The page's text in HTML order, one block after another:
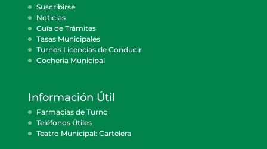
Suscribirse
Noticias
Guía de Trámites
Tasas Municipales
Turnos Licencias de Conducir
Cocheria Municipal
Información Útil
Farmacias de Turno
Teléfonos Útiles
Teatro Municipal: Cartelera